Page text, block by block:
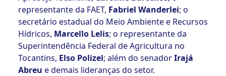
representante da FAET, Fabriel Wanderlei; o
secretário estadual do Meio Ambiente e Recursos
Hídricos, Marcello Lelis; o representante da
Superintendência Federal de Agricultura no
Tocantins, Elso Polizel; além do senadorIrajá
Abreu e demais lideranças do setor.